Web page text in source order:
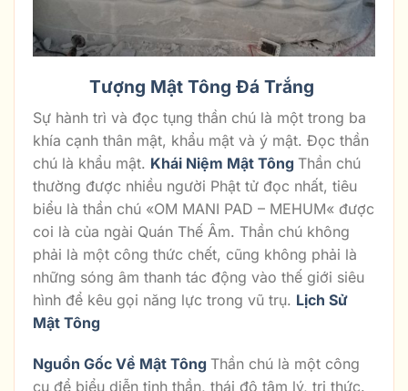
Tượng Mật Tông Đá Trắng
Sự hành trì và đọc tụng thần chú là một trong ba
khía cạnh thân mật, khẩu mật và ý mật. Đọc thần
chú là khẩu mật. Khái Niệm Mật Tông Thần chú
thường được nhiều người Phật tử đọc nhất, tiêu
biểu là thần chú «OM MANI PAD – MEHUM« được
coi là của ngài Quán Thế Âm. Thần chú không
phải là một công thức chết, cũng không phải là
những sóng âm thanh tác động vào thế giới siêu
hình để kêu gọi năng lực trong vũ trụ. Lịch Sử
Mật Tông
Nguồn Gốc Về Mật Tông Thần chú là một công
cụ để biểu diễn tinh thần, thái độ tâm lý, tri thức.